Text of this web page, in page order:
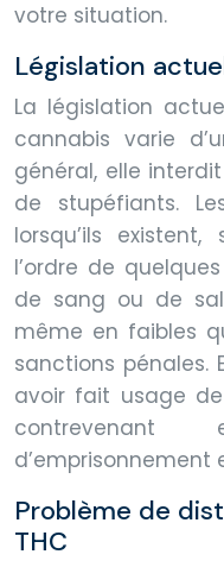
votre situation.
Législation
La législation
cannabis varie
général, elle
de stupéfiants.
lorsqu’ils
l’ordre de
de sang ou de
même en faibles
sanctions pénales.
avoir fait usage
Problème de
THC